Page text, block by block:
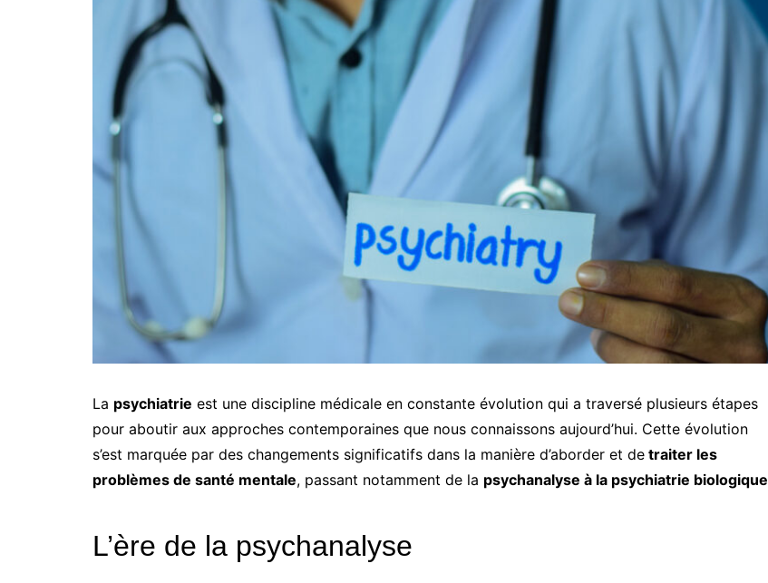
La psychiatrie est une discipline médicale en constante évolution qui a traversé plusieurs étapes
pour aboutir aux approches contemporaines que nous connaissons aujourd’hui. Cette évolution
s’est marquée par des changements significatifs dans la manière d’aborder et de traiter les
problèmes de santé mentale, passant notamment de la psychanalyse à la psychiatrie biologique
L’ère de la psychanalyse